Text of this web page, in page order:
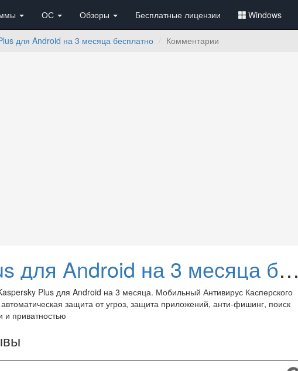
ОС Обзоры Бесплатные лицензии Windows
для Android на 3 месяца бесплатно Комментарии
Kaspersky Plus для Android на 3 месяца бесплатно
Plus для Android на 3 месяца. Мобильный Антивирус Касперского
защита от угроз, защита приложений, анти-фишинг, поиск
и приватностью